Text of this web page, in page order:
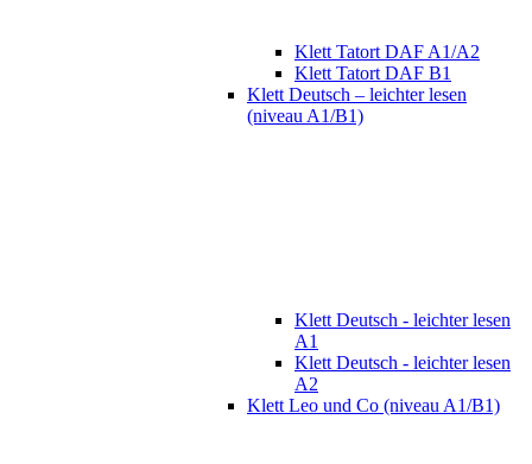
Klett Tatort DAF A1/A2
Klett Tatort DAF B1
Klett Deutsch – leichter lesen
(niveau A1/B1)
Klett Deutsch - leichter lesen
A1
Klett Deutsch - leichter lesen
A2
Klett Leo und Co (niveau A1/B1)